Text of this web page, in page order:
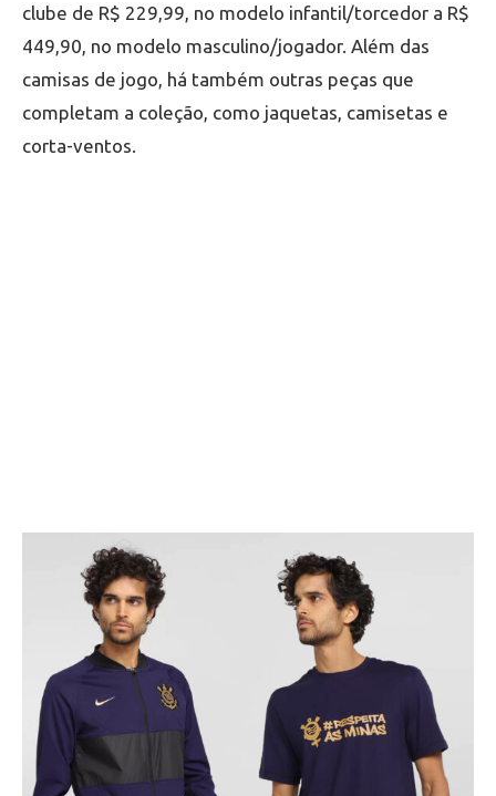
clube de R$ 229,99, no modelo infantil/torcedor a R$
449,90, no modelo masculino/jogador. Além das
camisas de jogo, há também outras peças que
completam a coleção, como jaquetas, camisetas e
corta-ventos.